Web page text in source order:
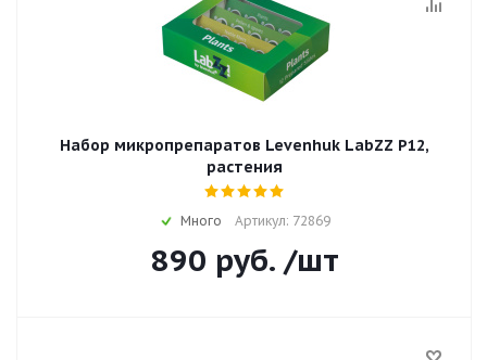
Набор микропрепаратов Levenhuk LabZZ P12,
растения
Много Артикул: 72869
890 руб. /шт